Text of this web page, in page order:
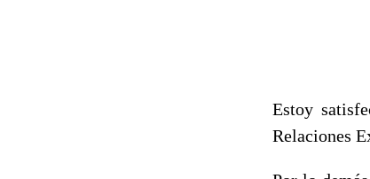
Estoy
Relaciones